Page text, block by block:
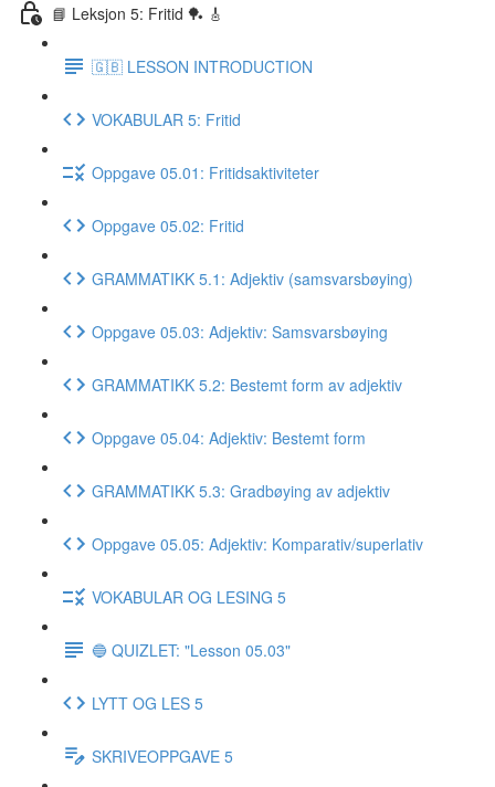
📘 Leksjon 5: Fritid 🏓 🎸
🇬🇧 LESSON INTRODUCTION
VOKABULAR 5: Fritid
Oppgave 05.01: Fritidsaktiviteter
Oppgave 05.02: Fritid
GRAMMATIKK 5.1: Adjektiv (samsvarsbøying)
Oppgave 05.03: Adjektiv: Samsvarsbøying
GRAMMATIKK 5.2: Bestemt form av adjektiv
Oppgave 05.04: Adjektiv: Bestemt form
GRAMMATIKK 5.3: Gradbøying av adjektiv
Oppgave 05.05: Adjektiv: Komparativ/superlativ
VOKABULAR OG LESING 5
🔵 QUIZLET: "Lesson 05.03"
LYTT OG LES 5
SKRIVEOPPGAVE 5